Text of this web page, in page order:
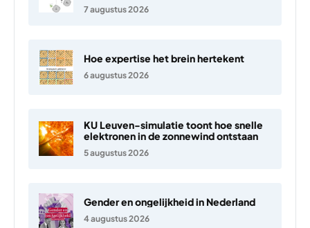
7 augustus 2026
Hoe expertise het brein hertekent
6 augustus 2026
KU Leuven-simulatie toont hoe snelle
elektronen in de zonnewind ontstaan
5 augustus 2026
Gender en ongelijkheid in Nederland
4 augustus 2026